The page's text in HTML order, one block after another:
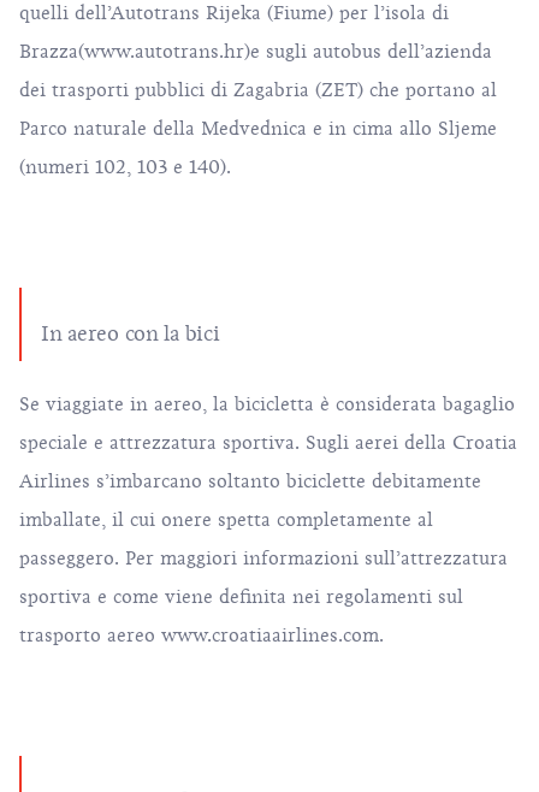
quelli dell’Autotrans Rijeka (Fiume) per l’isola di
Brazza(www.autotrans.hr)e sugli autobus dell’azienda
dei trasporti pubblici di Zagabria (ZET) che portano al
Parco naturale della Medvednica e in cima allo Sljeme
(numeri 102, 103 e 140).
In aereo con la bici
Se viaggiate in aereo, la bicicletta è considerata bagaglio
speciale e attrezzatura sportiva. Sugli aerei della Croatia
Airlines s’imbarcano soltanto biciclette debitamente
imballate, il cui onere spetta completamente al
passeggero. Per maggiori informazioni sull’attrezzatura
sportiva e come viene definita nei regolamenti sul
trasporto aereo www.croatiaairlines.com.